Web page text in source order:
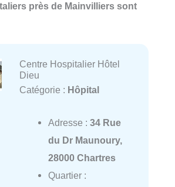
près de Mainvilliers sont
Centre Hospitalier Hôtel
Dieu
Catégorie : Hôpital
Adresse : 34 Rue
du Dr Maunoury,
28000 Chartres
Quartier :